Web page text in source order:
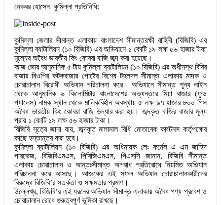
নেকবর হোসেন কুমিল্লা প্রতিনিধি:
কুমিল্লা জেলার সীমান্ত এলাকায় বাংলাদেশ সীমান্তরক্ষী বাহিনী (বিজিবি) এর
কুমিল্লা ব্যাটালিয়ন (১০ বিজিবি) এর অভিযানে ১ কোটি ১৯ লক্ষ ৫৬ হাজার টাকা
মূল্যের অবৈধ ভারতীয় কিং কোবরা বাজি জব্দ করা হয়েছে।
আজ ভোর আনুমানিক ৫ টায় কুমিল্লা ব্যাটালিয়ন (১০ বিজিবি) এর অধীনস্থ বিবির
বাজার বিওপির কটকবাজার পোষ্টের বিশেষ টহলদল সীমান্ত এলাকায় মাদক ও
চোরাচালান বিরোধী অভিযান পরিচালনা করে। অভিযানে সীমান্ত শূন্য লাইন
থেকে আনুমানিক ৬ কিলোমিটার বাংলাদেশের অভ্যন্তরে মিয়া বাজার (ফুড
প্যালেস) নামক স্থান থেকে মালিকবিহীন অবস্থায় ৫ লক্ষ ৯৭ হাজার ৮০০ পিস
অবৈধ ভারতীয় কিং কোবরা বাজি উদ্ধার করা হয়। জব্দকৃত বাজির বাজার মূল্য
প্রায় ১ কোটি ১৯ লক্ষ ৫৬ হাজার টাকা।
বিজিবি সূত্রে জানা যায়, জব্দকৃত মালামাল বিধি মোতাবেক কাস্টমস কর্তৃপক্ষের
কাছে হস্তান্তর করা হবে।
কুমিল্লা ব্যাটালিয়ন (১০ বিজিবি) এর অধিনায়ক লেঃ কর্নেল এ এম জাহিদ
পারভেজ, বিজিবিএমএস, পিবিজিএমএস, পিএসসি জানান, বিজিবি সীমান্ত
এলাকায় চোরাচালান ও আন্তঃসীমান্ত অপরাধ প্রতিরোধে নিয়মিত অভিযান
পরিচালনা করে আসছে। আজকের এই সফল অভিযান চোরাচালানকারীদের
বিরুদ্ধে বিজিবি’র সতর্কতা ও সক্ষমতার প্রমাণ।
উল্লেখ্য, বিজিবি’র এই ধরনের অভিযান সীমান্ত এলাকায় অবৈধ পণ্য প্রবেশ ও
চোরাচালান রোধে গুরুত্বপূর্ণ ভূমিকা রাখছে।